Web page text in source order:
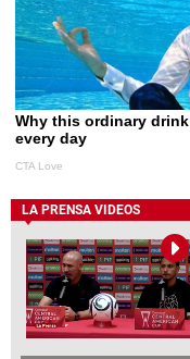
LA PRENSA VIDEOS